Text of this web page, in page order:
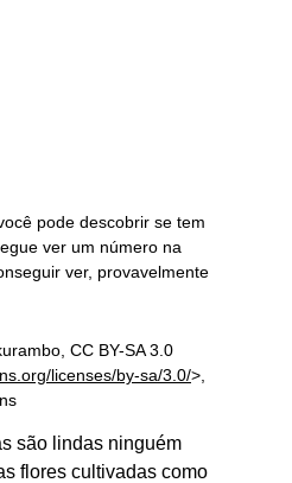
pode descobrir se tem
ver um número na
ver, provavelmente
CC BY-SA 3.0
licenses/by-sa/3.0/>,
são lindas ninguém
flores cultivadas como